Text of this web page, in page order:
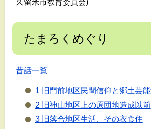
久留米市教育委員会)
たまろくめぐり
昔話一覧
1 旧門前地区民間信仰と郷土芸能
2 旧神山地区上の原団地造成以前
3 旧落合地区生活、その衣食住